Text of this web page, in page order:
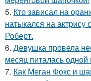
5. Кто зависал на
натыкался на
Роберт.
6. Девушка провела
месяц питалась
7. Как Меган Фокс и